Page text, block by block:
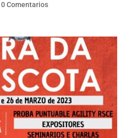
0 Comentarios